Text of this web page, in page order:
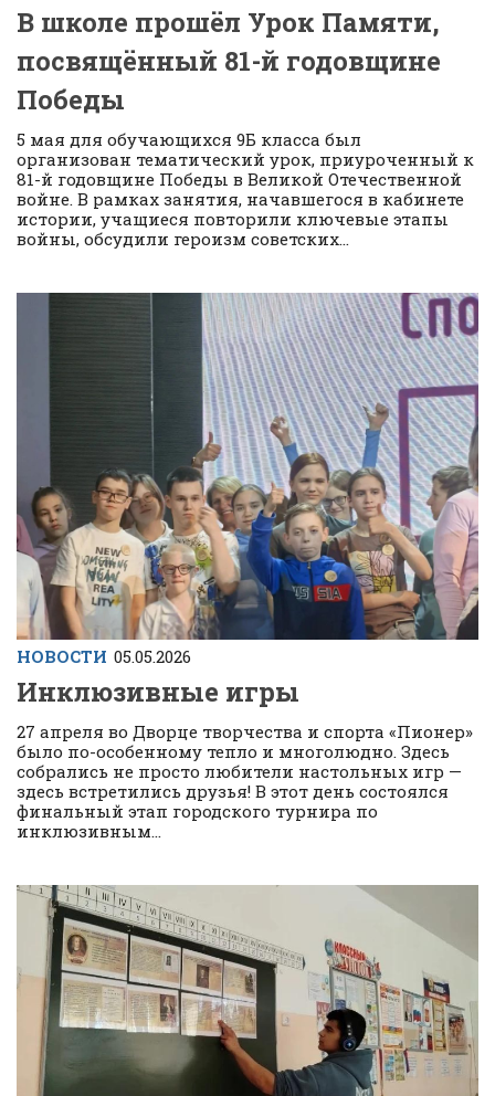
В школе прошёл Урок Памяти,
посвящённый 81-й годовщине
Победы
5 мая для обучающихся 9Б класса был
организован тематический урок, приуроченный к
81-й годовщине Победы в Великой Отечественной
войне. В рамках занятия, начавшегося в кабинете
истории, учащиеся повторили ключевые этапы
войны, обсудили героизм советских...
НОВОСТИ 05.05.2026
Инклюзивные игры
27 апреля во Дворце творчества и спорта «Пионер»
было по-особенному тепло и многолюдно. Здесь
собрались не просто любители настольных игр —
здесь встретились друзья! В этот день состоялся
финальный этап городского турнира по
инклюзивным...